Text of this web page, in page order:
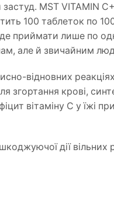
MST VITAMIN
100 таблеток по
приймати лише по
але й звичайним
відновних
згортання крові,
вітаміну С у їжі
дії